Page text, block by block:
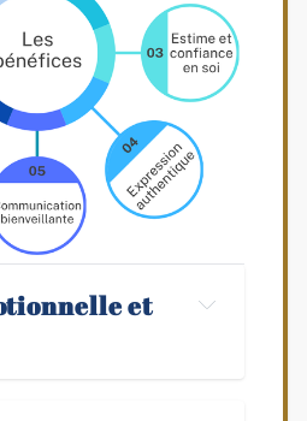
et